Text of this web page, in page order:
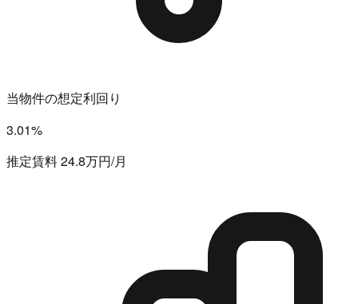
当物件の想定利回り
3.01%
推定賃料 24.8万円/月